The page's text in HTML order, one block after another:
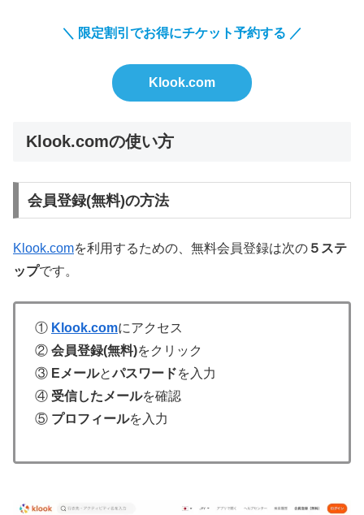
＼ 限定割引でお得にチケット予約する ／
Klook.com
Klook.comの使い方
会員登録(無料)の方法
Klook.comを利用するための、無料会員登録は次の ５ステ
ップです。
① Klook.comにアクセス
② 会員登録(無料)をクリック
③ Eメールとパスワードを入力
④ 受信したメールを確認
⑤ プロフィールを入力